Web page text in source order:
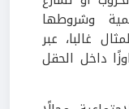
وشروطها
غالبا، عبر
داخل الحقل